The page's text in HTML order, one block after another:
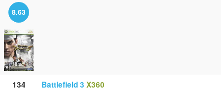
8.63
134 Battlefield 3 X360